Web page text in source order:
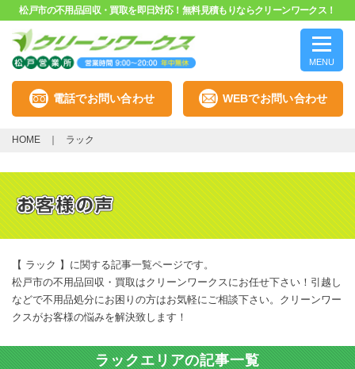
松戸市の不用品回収・買取を即日対応！無料見積もりならクリーンワークス！
MENU
電話でお問い合わせ WEBでお問い合わせ
HOME ラック
【 ラック 】に関する記事一覧ページです。
松戸市の不用品回収・買取はクリーンワークスにお任せ下さい！引越し
などで不用品処分にお困りの方はお気軽にご相談下さい。クリーンワー
クスがお客様の悩みを解決致します！
ラックエリアの記事一覧